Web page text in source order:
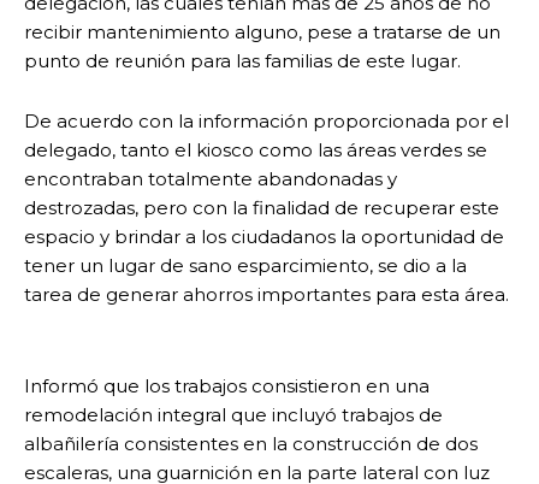
recibir mantenimiento alguno, pese a tratarse de un
punto de reunión para las familias de este lugar.
De acuerdo con la información proporcionada por el
delegado, tanto el kiosco como las áreas verdes se
encontraban totalmente abandonadas y
destrozadas, pero con la finalidad de recuperar este
espacio y brindar a los ciudadanos la oportunidad de
tener un lugar de sano esparcimiento, se dio a la
tarea de generar ahorros importantes para esta área.
Informó que los trabajos consistieron en una
remodelación integral que incluyó trabajos de
albañilería consistentes en la construcción de dos
escaleras, una guarnición en la parte lateral con luz